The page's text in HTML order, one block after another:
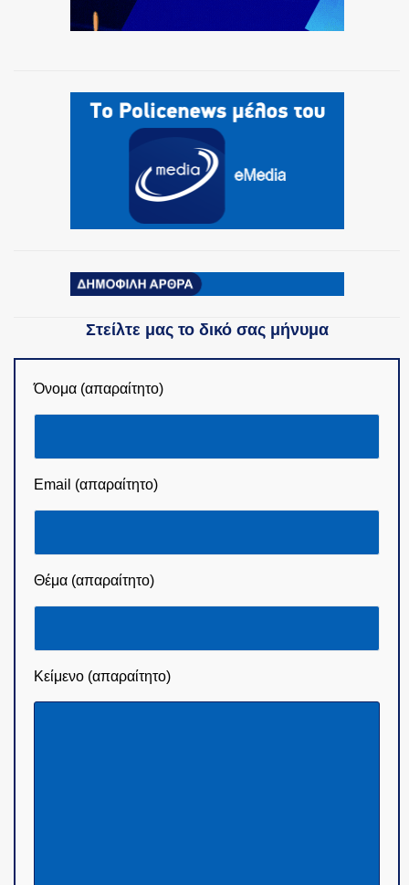
Στείλτε μας το δικό σας μήνυμα
Όνομα (απαραίτητο)
Email (απαραίτητο)
Θέμα (απαραίτητο)
Κείμενο (απαραίτητο)